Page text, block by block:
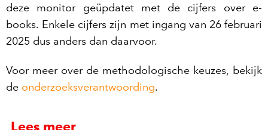
deze monitor geüpdatet met de cijfers over e-
books. Enkele cijfers zijn met ingang van 26 februari
2025 dus anders dan daarvoor.
Voor meer over de methodologische keuzes, bekijk
de onderzoeksverantwoording.
Lees meer